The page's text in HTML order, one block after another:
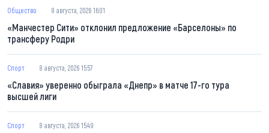
Общество 8 августа, 2026 16:01
«Манчестер Сити» отклонил предложение «Барселоны» по
трансферу Родри
Спорт 8 августа, 2026 15:57
«Славия» уверенно обыграла «Днепр» в матче 17-го тура
высшей лиги
Спорт 8 августа, 2026 15:49